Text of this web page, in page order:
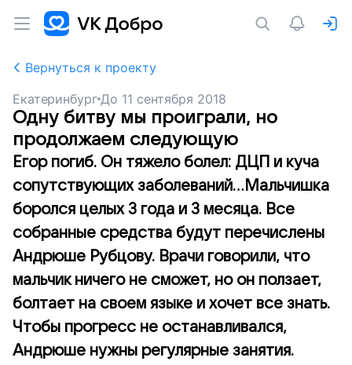
Вернуться к проекту
Екатеринбург До 11 сентября 2018
Одну битву мы проиграли, но
продолжаем следующую
Егор погиб. Он тяжело болел: ДЦП и куча
сопутствующих заболеваний...Мальчишка
боролся целых 3 года и 3 месяца. Все
собранные средства будут перечислены
Андрюше Рубцову. Врачи говорили, что
мальчик ничего не сможет, но он ползает,
болтает на своем языке и хочет все знать.
Чтобы прогресс не останавливался,
Андрюше нужны регулярные занятия.